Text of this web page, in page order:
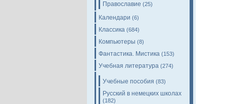
Православие (25)
Календари (6)
Классика (684)
Компьютеры (8)
Фантастика. Мистика (153)
Учебная литература (274)
Учебные пособия (83)
Русский в немецких школах
(182)